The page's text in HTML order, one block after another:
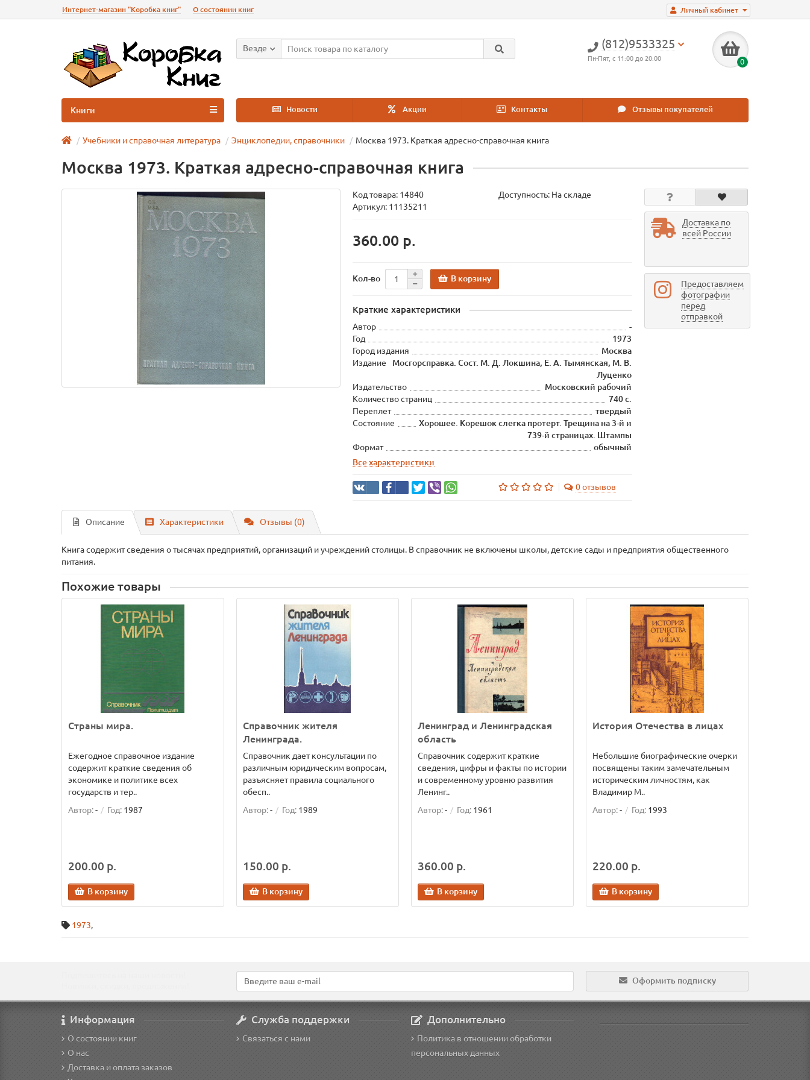
Личный кабинет
Интернет-магазин "Коробка книг" О состоянии книг
(812)9533325
Пн-Пят, с 11:00 до 20:00 0
Везде
Новости Акции Контакты Отзывы покупателей
Книги
Учебники и справочная литература Энциклопедии, справочники Москва 1973. Краткая адресно-справочная книга
Москва 1973. Краткая адресно-справочная книга
Код товара: 14840
Доступность: На складе
Артикул: 11135211
360.00 р.
Кол-во В корзину
Краткие характеристики
Автор
-
Год
1973
Город издания
Москва
Издание
Мосгорсправка. Сост. М. Д. Локшина, Е. А. Тымянская, М. В.
Луценко
Издательство
Московский рабочий
Количество страниц
740 с.
Переплет
твердый
Состояние
Хорошее. Корешок слегка протерт. Трещина на 3-й и
739-й страницах. Штампы
Формат
обычный
Все характеристики
0 отзывов
Доставка по
всей России
Предоставляем
фотографии
перед
отправкой
Описание Характеристики Отзывы (0)
Книга содержит сведения о тысячах предприятий, организаций и учреждений столицы. В справочник не включены школы, детские сады и предприятия общественного
питания.
Похожие товары
Страны мира.
Ежегодное справочное издание
содержит краткие сведения об
экономике и политике всех
государств и тер..
Автор:- Год: 1987
200.00 р.
В корзину
Справочник жителя
Ленинграда.
Справочник дает консультации по
различным юридическим вопросам,
разъясняет правила социального
обесп..
Автор:- Год: 1989
150.00 р.
В корзину
Ленинград и Ленинградская
область
Справочник содержит краткие
сведения, цифры и факты по истории
и современному уровню развития
Ленинг..
Автор:- Год: 1961
360.00 р.
В корзину
История Отечества в лицах
Небольшие биографические очерки
посвящены таким замечательным
историческим личностям, как
Владимир М..
Автор:- Год: 1993
220.00 р.
В корзину
1973,
Оформить подписку
Информация
О состоянии книг
О нас
Доставка и оплата заказов
Служба поддержки
Связаться с нами
Дополнительно
Политика в отношении обработки
персональных данных